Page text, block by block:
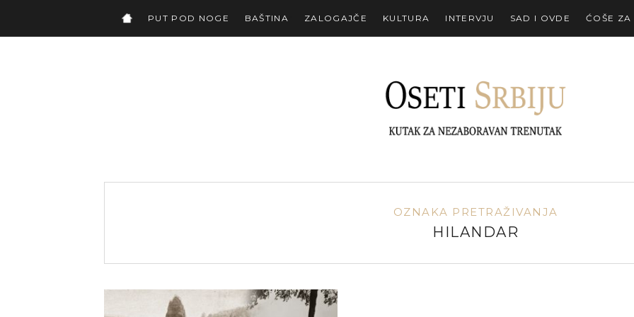
PUT POD NOGE BAŠTINA ZALOGAJČE KULTURA INTERVJU SAD I OVDE ĆOŠE ZA
OZNAKA PRETRAŽIVANJA
HILANDAR